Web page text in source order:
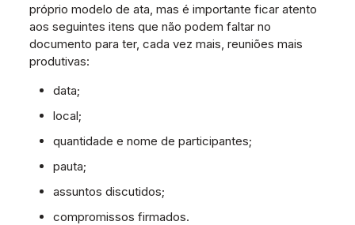
próprio modelo de ata, mas é importante ficar atento
aos seguintes itens que não podem faltar no
documento para ter, cada vez mais, reuniões mais
produtivas:
data;
local;
quantidade e nome de participantes;
pauta;
assuntos discutidos;
compromissos firmados.